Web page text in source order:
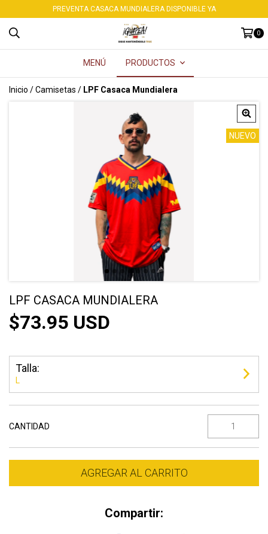
PREVENTA CASACA MUNDIALERA DISPONIBLE YA
0
MENÚ PRODUCTOS
Inicio /Camisetas / LPF Casaca Mundialera
NUEVO
LPF CASACA MUNDIALERA
$73.95 USD
Talla:
L
CANTIDAD
Compartir: